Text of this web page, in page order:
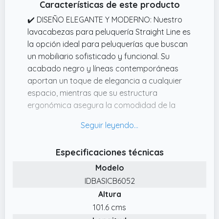
mantenimiento.
✔️ CUBA BASCULANTE DE CERÁMICA: Su cuba
de cerámica ajustable facilita el trabajo del
estilista, permitiendo encontrar la mejor
posición para cada cliente. Además, el
sistema de drenaje eficiente asegura una
evacuación rápida del agua, manteniendo la
higiene y evitando obstrucciones.
Características de este producto
✔️ DISEÑO ELEGANTE Y MODERNO: Nuestro
lavacabezas para peluquería Straight Line es
la opción ideal para peluquerías que buscan
un mobiliario sofisticado y funcional. Su
acabado negro y líneas contemporáneas
aportan un toque de elegancia a cualquier
espacio, mientras que su estructura
ergonómica asegura la comodidad de la
✔️ CONFORT DURADERO: Equipado con un
sintético, nuestro lavacabezas profesional de
peluquería ofrece máximo confort durante
las sesiones de lavado, sean cortas o largas.
Su diseño ergonómico se adapta a las
necesidades tanto del cliente como del
estilista, permitiendo un servicio relajante y
Especificaciones técnicas
Modelo
IDBASICB6052
Altura
101.6 cms